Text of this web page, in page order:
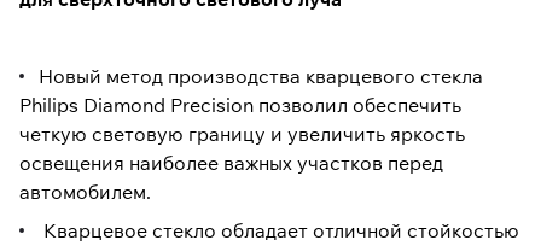
Новый метод производства кварцевого стекла
Philips Diamond Precision позволил обеспечить
четкую световую границу и увеличить яркость
освещения наиболее важных участков перед
автомобилем.
Кварцевое стекло обладает отличной стойкостью